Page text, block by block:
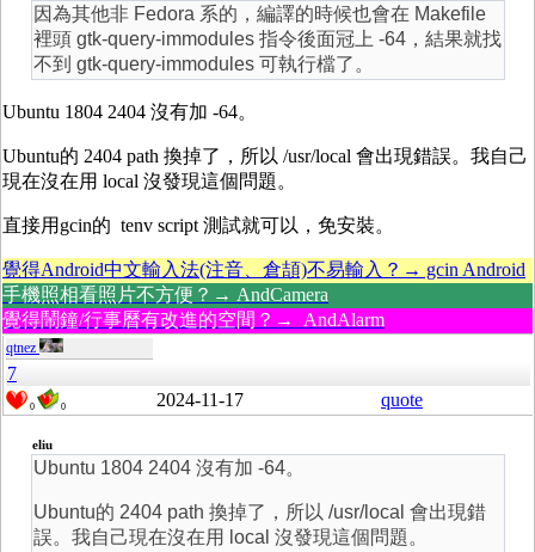
因為其他非 Fedora 系的，編譯的時候也會在 Makefile
裡頭 gtk-query-immodules 指令後面冠上 -64，結果就找
不到 gtk-query-immodules 可執行檔了。
Ubuntu 1804 2404 沒有加 -64。
Ubuntu的 2404 path 換掉了，所以 /usr/local 會出現錯誤。我自己
現在沒在用 local 沒發現這個問題。
直接用gcin的 tenv script 測試就可以，免安裝。
覺得Android中文輸入法(注音、倉頡)不易輸入？→ gcin Android
手機照相看照片不方便？→ AndCamera
覺得鬧鐘/行事曆有改進的空間？→ AndAlarm
qtnez
7
0 0 2024-11-17 quote
eliu
Ubuntu 1804 2404 沒有加 -64。
Ubuntu的 2404 path 換掉了，所以 /usr/local 會出現錯
誤。我自己現在沒在用 local 沒發現這個問題。